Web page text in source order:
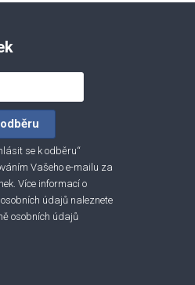
se k odběru“
Vašeho e-mailu za
Více informací o
údajů naleznete
osobních údajů